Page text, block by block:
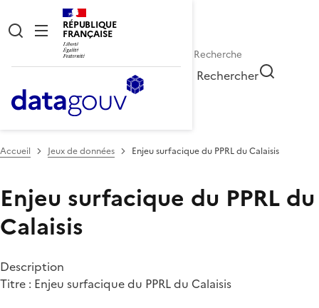
RÉPUBLIQUE
FRANÇAISE
Rechercher
Accueil Jeux de données Enjeu surfacique du PPRL du Calaisis
Enjeu surfacique du PPRL du
Calaisis
Description
Titre : Enjeu surfacique du PPRL du Calaisis